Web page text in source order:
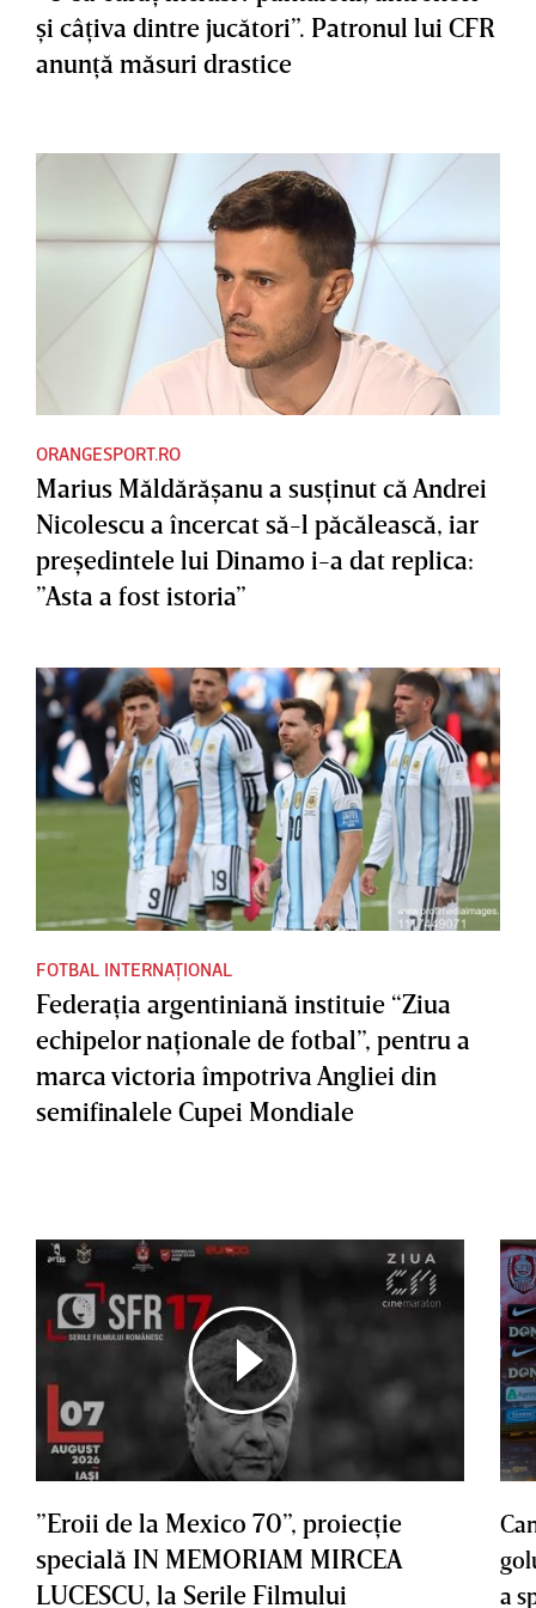
şi câţiva dintre jucători”. Patronul lui CFR
anunţă măsuri drastice
ORANGESPORT.RO
Marius Măldărăşanu a susţinut că Andrei
Nicolescu a încercat să-l păcălească, iar
preşedintele lui Dinamo i-a dat replica:
”Asta a fost istoria”
FOTBAL INTERNAȚIONAL
Federaţia argentiniană instituie “Ziua
echipelor naţionale de fotbal”, pentru a
marca victoria împotriva Angliei din
semifinalele Cupei Mondiale
”Eroii de la Mexico 70”, proiecţie
specială IN MEMORIAM MIRCEA
LUCESCU, la Serile Filmului
a